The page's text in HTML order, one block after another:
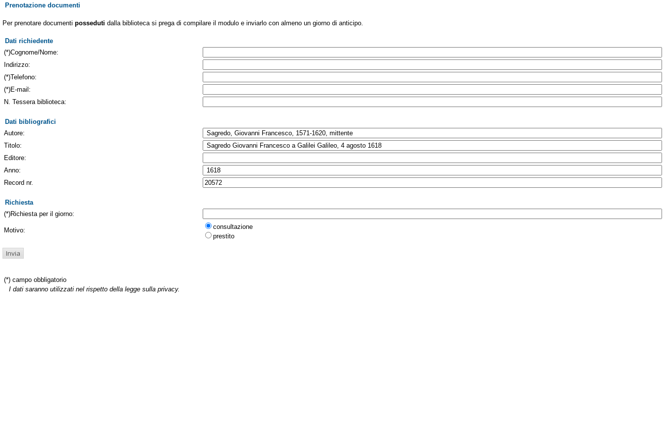
Prenotazione documenti
Per prenotare documenti posseduti dalla biblioteca si prega di compilare il modulo e inviarlo con almeno un giorno di anticipo.
Dati richiedente
(*)Cognome/Nome:
Indirizzo:
(*)Telefono:
(*)E-mail:
N. Tessera biblioteca:
Dati bibliografici
Autore:
Titolo:
Editore:
Anno:
Record nr.
Richiesta
(*)Richiesta per il giorno:
Motivo:
consultazione
prestito
(*) campo obbligatorio
I dati saranno utilizzati nel rispetto della legge sulla privacy.